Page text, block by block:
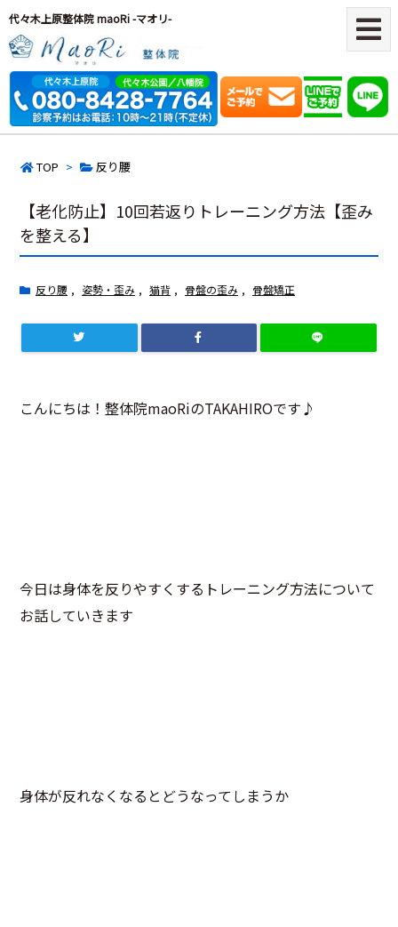
代々木上原整体院 maoRi -マオリ-
TOP > 反り腰
【老化防止】10回若返りトレーニング方法【歪み
を整える】
反り腰 , 姿勢・歪み , 猫背 , 骨盤の歪み , 骨盤矯正
こんにちは！整体院maoRiのTAKAHIROです♪
今日は身体を反りやすくするトレーニング方法について
お話していきます
身体が反れなくなるとどうなってしまうか